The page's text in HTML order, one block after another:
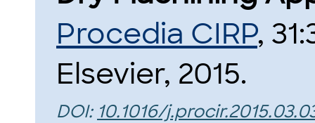
Procedia CIRP,
Elsevier, 2015.
DOI: 10.1016/